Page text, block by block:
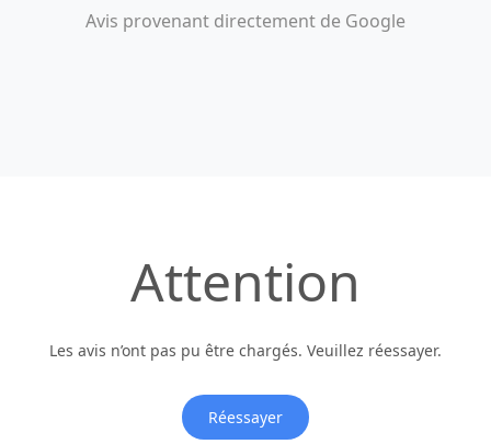
Avis provenant directement de Google
Attention
Les avis n’ont pas pu être chargés. Veuillez réessayer.
Réessayer